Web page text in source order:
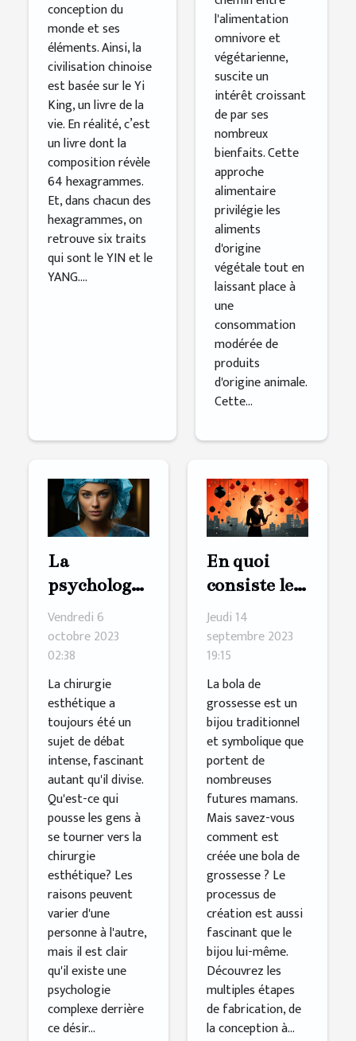
conception du
monde et ses
éléments. Ainsi, la
civilisation chinoise
est basée sur le Yi
King, un livre de la
vie. En réalité, c’est
un livre dont la
composition révèle
64 hexagrammes.
Et, dans chacun des
hexagrammes, on
retrouve six traits
qui sont le YIN et le
YANG....
l'alimentation
omnivore et
végétarienne,
suscite un
intérêt croissant
de par ses
nombreux
bienfaits. Cette
approche
alimentaire
privilégie les
aliments
d'origine
végétale tout en
laissant place à
une
consommation
modérée de
produits
d'origine animale.
Cette...
La
psychologie
derrière le
désir de
chirurgie
esthétique
Vendredi 6
octobre 2023
02:38
La chirurgie
esthétique a
toujours été un
sujet de débat
intense, fascinant
autant qu'il divise.
Qu'est-ce qui
pousse les gens à
se tourner vers la
chirurgie
esthétique? Les
raisons peuvent
varier d'une
personne à l'autre,
mais il est clair
qu'il existe une
psychologie
complexe derrière
ce désir...
En quoi
consiste le
processus
de création
d'une bola
de
grossesse
Jeudi 14
septembre 2023
19:15
La bola de
grossesse est un
bijou traditionnel
et symbolique que
portent de
nombreuses
futures mamans.
Mais savez-vous
comment est
créée une bola de
grossesse ? Le
processus de
création est aussi
fascinant que le
bijou lui-même.
Découvrez les
multiples étapes
de fabrication, de
la conception à...